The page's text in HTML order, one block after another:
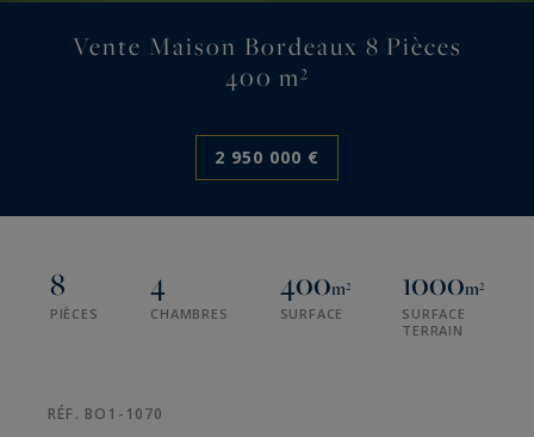
Vente Maison Bordeaux 8 Pièces
400 m²
2 950 000 €
8
PIÈCES
4
CHAMBRES
400m²
SURFACE
1000m²
SURFACE
TERRAIN
RÉF. BO1-1070